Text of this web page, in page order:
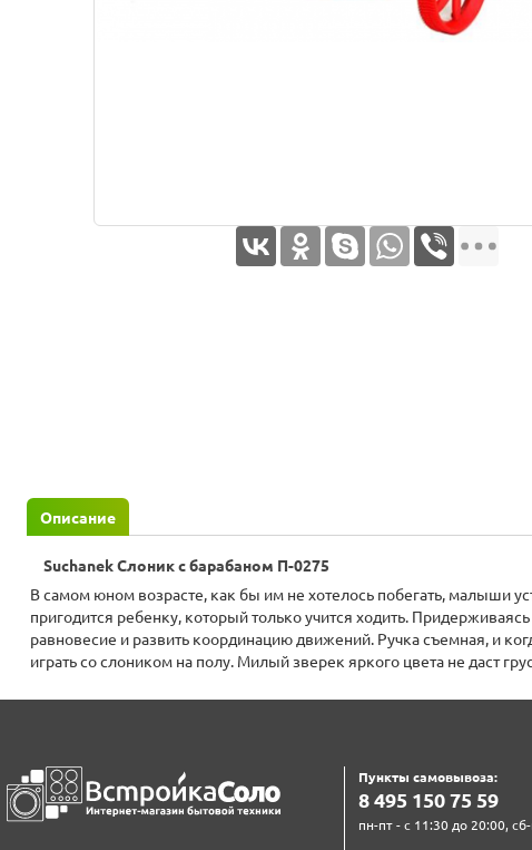
Описание
Suchanek Слоник с барабаном П-0275
В самом юном возрасте, как бы им не хотелось побегать, малыши
пригодится ребенку, который только учится ходить.
равновесие и развить координацию движений. Ручка съемная, и
играть со слоником на полу. Милый зверек яркого цвета не даст
Пункты самовывоза:
8‍ 4‍9‍5‍ 1‍5‍0‍ 7‍5‍ 5‍9‍
пн-пт - с 11:30 до 20:00,